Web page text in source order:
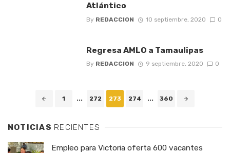
Atlántico
By REDACCION 10 septiembre, 2020 0
Regresa AMLO a Tamaulipas
By REDACCION 9 septiembre, 2020 0
1 ... 272 273 274 ... 360
NOTICIAS RECIENTES
Empleo para Victoria oferta 600 vacantes